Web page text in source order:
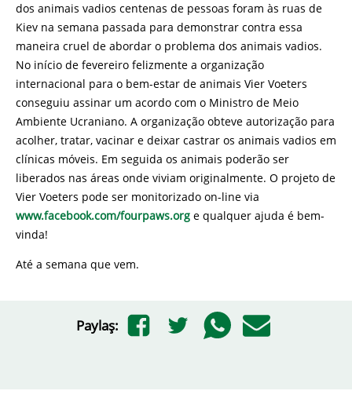
dos animais vadios centenas de pessoas foram às ruas de
Kiev na semana passada para demonstrar contra essa
maneira cruel de abordar o problema dos animais vadios.
No início de fevereiro felizmente a organização
internacional para o bem-estar de animais Vier Voeters
conseguiu assinar um acordo com o Ministro de Meio
Ambiente Ucraniano. A organização obteve autorização para
acolher, tratar, vacinar e deixar castrar os animais vadios em
clínicas móveis. Em seguida os animais poderão ser
liberados nas áreas onde viviam originalmente. O projeto de
Vier Voeters pode ser monitorizado on-line via
www.facebook.com/fourpaws.org e qualquer ajuda é bem-
vinda!
Até a semana que vem.
Paylaş: